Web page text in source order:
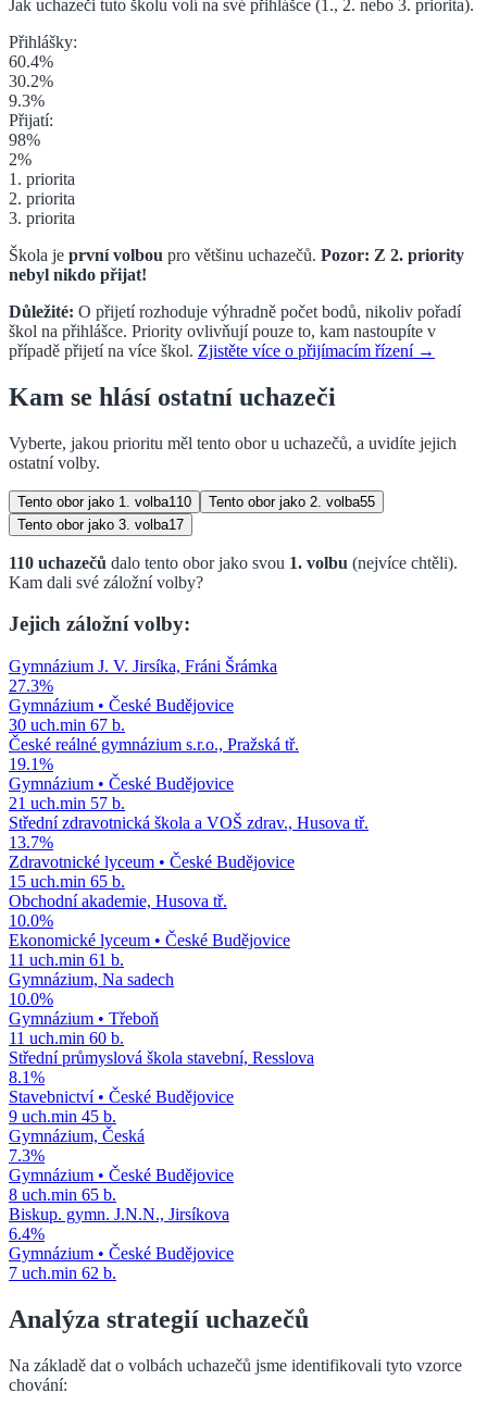
Jak uchazeči tuto školu volí na své přihlášce (1., 2. nebo 3. priorita).
Přihlášky:
60.4%
30.2%
9.3%
Přijatí:
98%
2%
1. priorita
2. priorita
3. priorita
Škola je první volbou pro většinu uchazečů. Pozor: Z 2. priority
nebyl nikdo přijat!
Důležité: O přijetí rozhoduje výhradně počet bodů, nikoliv pořadí
škol na přihlášce. Priority ovlivňují pouze to, kam nastoupíte v
případě přijetí na více škol. Zjistěte více o přijímacím řízení →
Kam se hlásí ostatní uchazeči
Vyberte, jakou prioritu měl tento obor u uchazečů, a uvidíte jejich
ostatní volby.
Tento obor jako 1. volba110 Tento obor jako 2. volba55
Tento obor jako 3. volba17
110 uchazečů dalo tento obor jako svou 1. volbu (nejvíce chtěli).
Kam dali své záložní volby?
Jejich záložní volby:
Gymnázium J. V. Jirsíka, Fráni Šrámka
27.3%
Gymnázium • České Budějovice
30 uch.min 67 b.
České reálné gymnázium s.r.o., Pražská tř.
19.1%
Gymnázium • České Budějovice
21 uch.min 57 b.
Střední zdravotnická škola a VOŠ zdrav., Husova tř.
13.7%
Zdravotnické lyceum • České Budějovice
15 uch.min 65 b.
Obchodní akademie, Husova tř.
10.0%
Ekonomické lyceum • České Budějovice
11 uch.min 61 b.
Gymnázium, Na sadech
10.0%
Gymnázium • Třeboň
11 uch.min 60 b.
Střední průmyslová škola stavební, Resslova
8.1%
Stavebnictví• České Budějovice
9 uch.min 45 b.
Gymnázium, Česká
7.3%
Gymnázium • České Budějovice
8 uch.min 65 b.
Biskup. gymn. J.N.N., Jirsíkova
6.4%
Gymnázium • České Budějovice
7 uch.min 62 b.
Analýza strategií uchazečů
Na základě dat o volbách uchazečů jsme identifikovali tyto vzorce
chování: